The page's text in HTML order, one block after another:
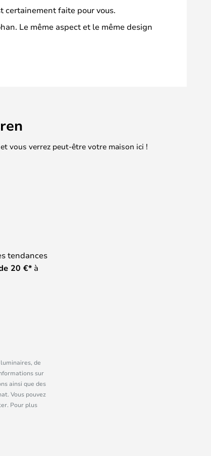
certainement faite pour vous.
Le même aspect et le même design
vous verrez peut-être votre maison ici !
tendances
20 €* à
de
sur
ainsi que des
Vous pouvez
Pour plus